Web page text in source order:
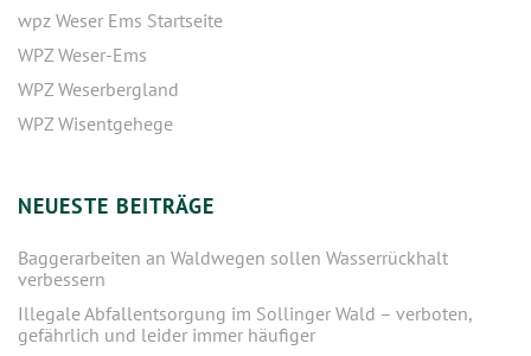
wpz Weser Ems Startseite
WPZ Weser-Ems
WPZ Weserbergland
WPZ Wisentgehege
NEUESTE BEITRÄGE
Baggerarbeiten an Waldwegen sollen Wasserrückhalt
verbessern
Illegale Abfallentsorgung im Sollinger Wald – verboten,
gefährlich und leider immer häufiger